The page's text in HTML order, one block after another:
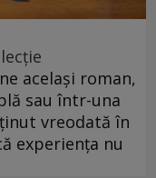
același roman,
sau într-una
vreodată în
experiența nu